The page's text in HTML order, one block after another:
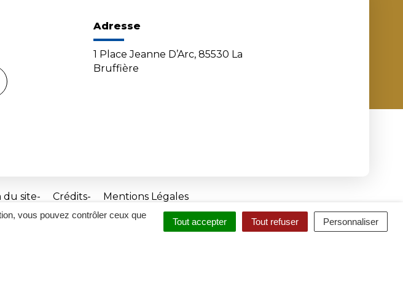
vous pouvez contrôler ceux que
Tout accepter Tout refuser Personnaliser
Adresse
1 Place Jeanne D’Arc, 85530 La
Bruffière
du site Crédits Mentions Légales